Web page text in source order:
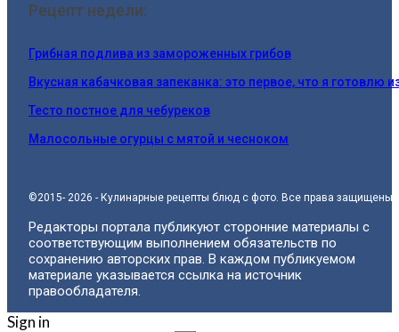
Рецепт недели:
Грибная подлива из замороженных грибов
Вкусная кабачковая запеканка: это первое, что я готовлю
Тесто постное для чебуреков
Малосольные огурцы с мятой и чесноком
©2015- 2026 - Кулинарные рецепты блюд с фото. Все права защищены.
Редакторы портала публикуют сторонние материалы с
соответствующим выполнением обязательств по
сохранению авторских прав. В каждом публикуемом
материале указывается ссылка на источник
правообладателя.
Sign in